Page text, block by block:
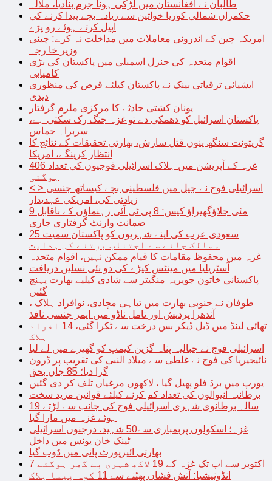
طالبان نے افغانستان میں لڑکی ہونا جرم بنادیا، ملالہ
حکمراں شمالی کوریا خواتین سے زیادہ بچے پیدا کرنے کی
اپیل کرتے ہوئے رو پڑے
امریکہ چین کے اندرونی معاملات میں مداخلت نہ کرے: چینی
وزیر خا رجہ
اقوام متحدہ کی جنرل اسمبلی میں پاکستان کی بڑی
کامیابی
ایشیائی ترقیاتی بینک نے پاکستان کیلئے قرض کی منظوری
دیدی
یونان کشتی حادثے کا مرکزی ملزم گرفتار
پاکستان اسرائیل کو دھمکی دے تو غزہ جنگ رک سکتی ہے،
سربراہ حماس
گرپتونت سنگھ پنوں قتل سازش، بھارتی تحقیقات کے نتائج کا
انتظار کرینگے، امریکا
غزہ کے آپریشن میں ہلاک اسرائیلی فوجیوں کی تعداد 406
ہوگئی
< > اسرائیلی فوج نے جیل میں فلسطینی بچے کیساتھ جنسی
زیادتی کی، امریکی عہدیدار
9 مئی جلاؤگھیراؤ کیس: 8 پی ٹی آئی رہنماؤں کے ناقابل
ضمانت وارنٹ گرفتاری جاری
سعودی عرب کی اپنے شہریوں کو پاکستان سمیت 25
ممالک جانے سے اجتناب برتنے کی ہدایت
غزہ میں محفوظ مقامات کا قیام ممکن نہیں، اقوام متحدہ
آسٹریلیا میں مینٹس کیڑے کی دو نئی نسلیں دریافت
پاکستانی خاتون جویریہ منگیتر سے شادی کیلیے بھارت پہنچ
گئیں
طوفان نے جنوبی بھارت میں تباہی مچادی، نوافراد ہلاک ،
آندھرا پردیش اور تامل ناڈو میں ایمر جنسی نافذ
تھائی لینڈ میں ڈبل ڈیکر بس درخت سے ٹکرا گئی، 14 افراد
ہلاک
اسرائیلی فوج نے جبالیہ پناہ گزین کیمپ کو گھیرے میں لے لیا
نائیجیریا کی فوج نے غلطی سے میلاد النبی کی تقریب پر ڈرون
گرا دیا؛ 85 جاں بحق
یورپ میں برڈ فلو پھیل گیا ، لاکھوں مرغیاں تلف کر دی گئیں
برطانیہ آنیوالوں کی تعداد کم کرنے کیلئے قوانین مزید سخت
19 سالہ برطانوی شہری اسرائیلی فوج کی جانب سے لڑتے
ہوئے غزہ میں مارا گیا
غزہ؛ اسکولوں پربمباری سے50 شہید، درجنوں اسرائیلی
ٹینک خان یونس میں داخل
بھارتی ائیرپورٹ پانی میں ڈوب گیا
7 اکتوبر سے اب تک غزہ کے 19 لاکھ شہری بے گھر ہوگئے
انڈونیشیا: آتش فشاں پھٹنے سے 11 کوہ پیما ہلاک